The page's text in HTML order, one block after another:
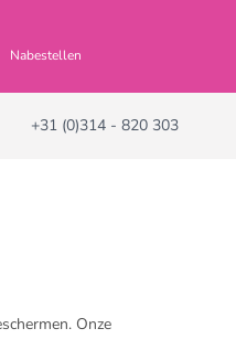
Nabestellen
+31 (0)314 - 820 303
Onze